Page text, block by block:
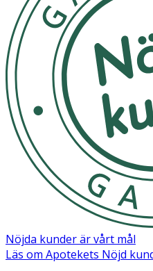
Nöjda kunder är vårt mål
Läs om Apotekets Nöjd